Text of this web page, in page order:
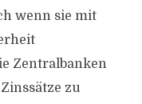
wenn sie mit
Zentralbanken
zu